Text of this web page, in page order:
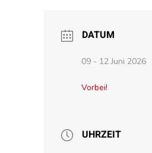
DATUM
09 - 12 Juni 2026
Vorbei!
UHRZEIT